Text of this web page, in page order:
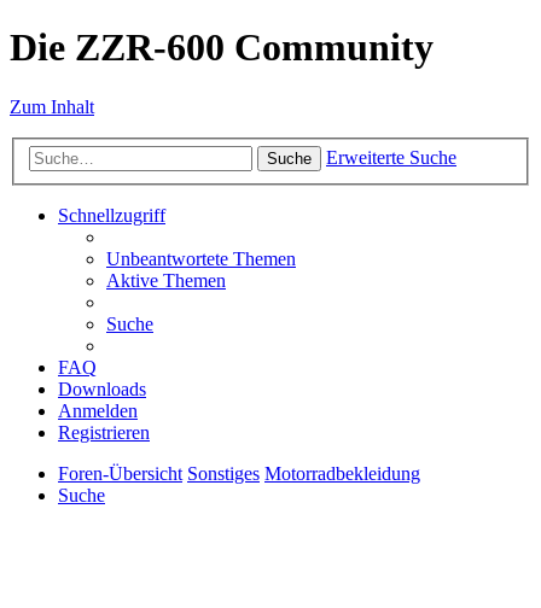
Die ZZR-600 Community
Zum Inhalt
Suche Erweiterte Suche
Schnellzugriff
Unbeantwortete Themen
Aktive Themen
Suche
FAQ
Downloads
Anmelden
Registrieren
Foren-Übersicht Sonstiges Motorradbekleidung
Suche